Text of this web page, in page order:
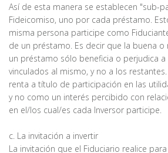
Así de esta manera se establecen "sub-
Fideicomiso, uno por cada préstamo.
misma persona participe como
de un préstamo. Es decir que la buena
un préstamo sólo beneficia o perjudica a
vinculados al mismo, y no a los
renta a título de participación en las
y no como un interés percibido con
en el/los cual/es cada Inversor participe.
c. La invitación a invertir
La invitación que el Fiduciario realice